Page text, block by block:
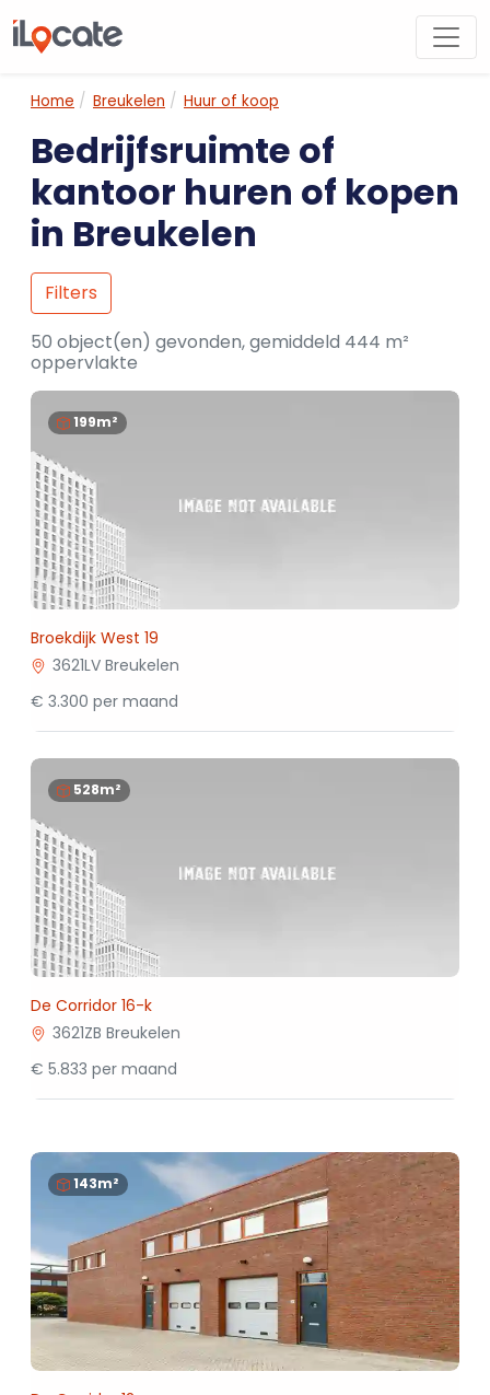
Home Breukelen Huur of koop
Bedrijfsruimte of
kantoor huren of kopen
in Breukelen
Filters
50 object(en) gevonden, gemiddeld 444 m²
oppervlakte
199m²
Broekdijk West 19
3621LV Breukelen
€ 3.300 per maand
528m²
De Corridor 16-k
3621ZB Breukelen
€ 5.833 per maand
143m²